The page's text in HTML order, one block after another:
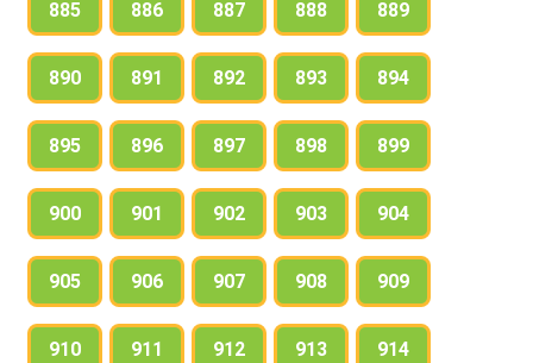
885 886 887 888 889
890 891 892 893 894
895 896 897 898 899
900 901 902 903 904
905 906 907 908 909
910 911 912 913 914